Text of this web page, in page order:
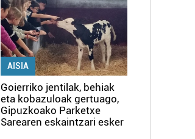
AISIA
Goierriko jentilak, behiak
eta kobazuloak gertuago,
Gipuzkoako Parketxe
Sarearen eskaintzari esker